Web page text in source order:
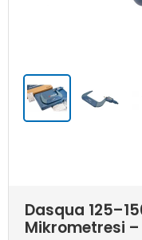
Dasqua
Mikrometresi –